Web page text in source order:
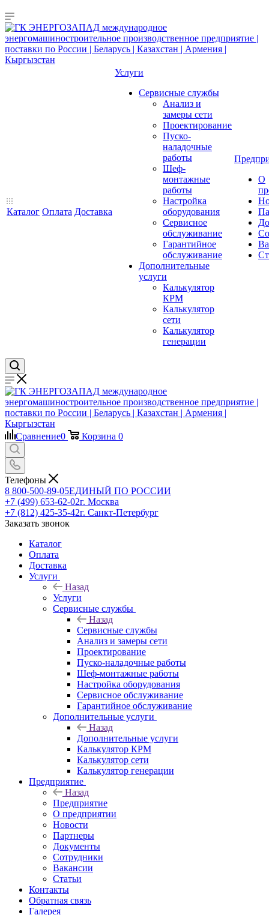
Каталог Оплата Доставка
Услуги
Сервисные службы
Анализ и
замеры сети
Проектирование
Пуско-
наладочные
работы
Шеф-
монтажные
работы
Настройка
оборудования
Сервисное
обслуживание
Гарантийное
обслуживание
Дополнительные
услуги
Калькулятор
КРМ
Калькулятор
сети
Калькулятор
генерации
О
Сравнение0 Корзина 0
Телефоны
8 800-500-89-05ЕДИНЫЙ ПО РОССИИ
+7 (499) 653-62-02г. Москва
+7 (812) 425-35-42г. Санкт-Петербург
Заказать звонок
Каталог
Оплата
Доставка
Услуги
Назад
Услуги
Сервисные службы
Назад
Сервисные службы
Анализ и замеры сети
Проектирование
Пуско-наладочные работы
Шеф-монтажные работы
Настройка оборудования
Сервисное обслуживание
Гарантийное обслуживание
Дополнительные услуги
Назад
Дополнительные услуги
Калькулятор КРМ
Калькулятор сети
Калькулятор генерации
Предприятие
Назад
Предприятие
О предприятии
Новости
Партнеры
Документы
Сотрудники
Вакансии
Статьи
Контакты
Обратная связь
Галерея